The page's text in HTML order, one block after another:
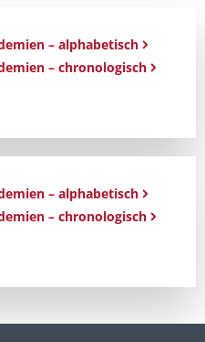
– alphabetisch
– chronologisch
– alphabetisch
– chronologisch